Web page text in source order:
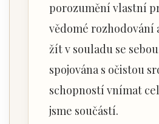
porozumění vlastní
vědomé rozhodování
žít v souladu se
spojována s očistou
schopností vnímat
jsme součástí.